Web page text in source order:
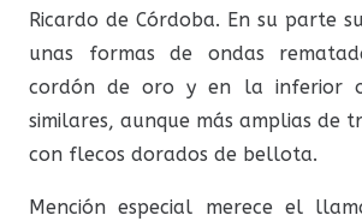
Ricardo de Córdoba. En su parte
unas formas de ondas
cordón de oro y en la inferior
similares, aunque más amplias de
con flecos dorados de bellota.
Mención especial merece el